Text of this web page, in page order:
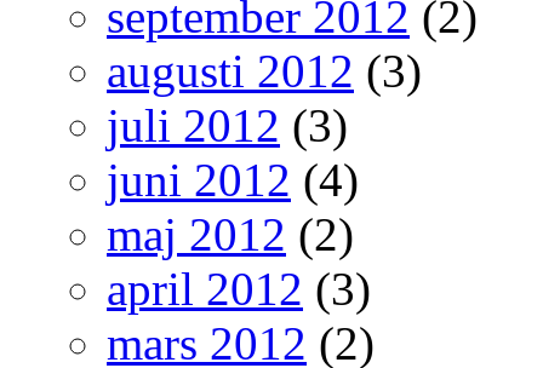
september 2012 (2)
augusti 2012 (3)
juli 2012 (3)
juni 2012 (4)
maj 2012 (2)
april 2012 (3)
mars 2012 (2)